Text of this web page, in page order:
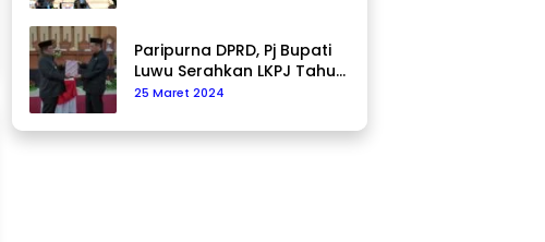
Paripurna DPRD, Pj Bupati
Luwu Serahkan LKPJ Tahun
2023
25 Maret 2024